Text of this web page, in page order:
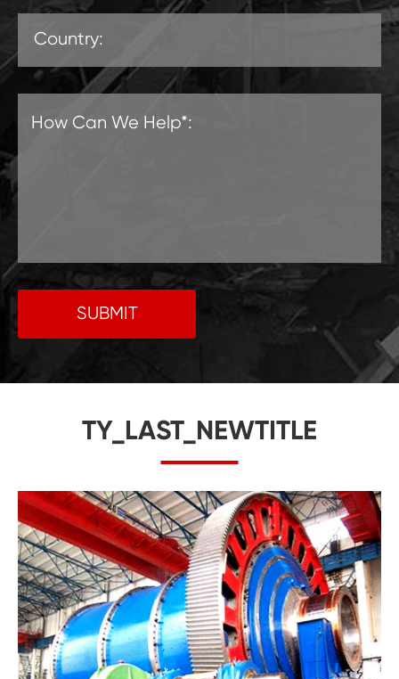
SUBMIT
TY_LAST_NEWTITLE